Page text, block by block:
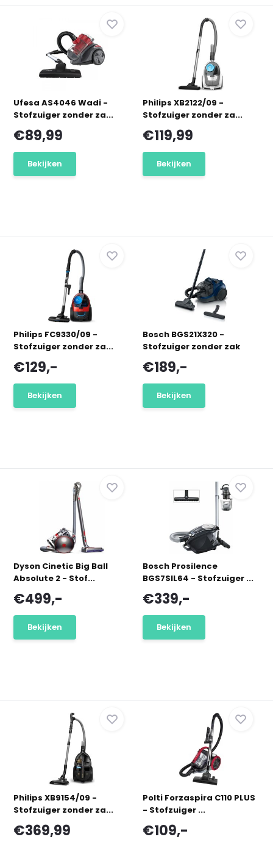
Ufesa AS4046 Wadi -
Stofzuiger zonder za...
€89,99
Bekijken
Philips XB2122/09 -
Stofzuiger zonder za...
€119,99
Bekijken
Philips FC9330/09 -
Stofzuiger zonder za...
€129,-
Bekijken
Bosch BGS21X320 -
Stofzuiger zonder zak
€189,-
Bekijken
Dyson Cinetic Big Ball
Absolute 2 - Stof...
€499,-
Bekijken
Bosch Prosilence
BGS7SIL64 - Stofzuiger ...
€339,-
Bekijken
Philips XB9154/09 -
Stofzuiger zonder za...
€369,99
Polti Forzaspira C110 PLUS
- Stofzuiger ...
€109,-